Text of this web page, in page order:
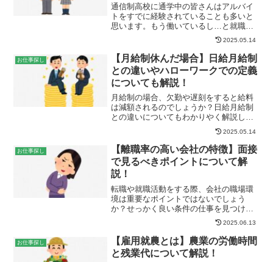
通信制高校に通学中の皆さんはアルバイ
トをすでに経験されていることも多いと
思います。もう働いているし…と就職活
動を何となく先延ばしにしていません
か？今回は、通信制高校生の就職活動に
ついて解説します。通信制高校の就職に
ついて文部科学省の調査によ...
2025.05.14
お仕事探し
【月給制休んだ場合】日給月給制
との違いやハローワークでの定義
についても解説！
月給制の場合、欠勤や遅刻をすると給料
は減額されるのでしょうか？日給月給制
との違いについてもわかりやく解説しま
す。最後までご覧ください。月給制（完
全月給制）とは月給制とは、1か月を単位
として賃金が固定されている給料形態で
す。欠勤・遅刻・早退な...
2025.05.14
お仕事探し
【離職率の高い会社の特徴】面接
で見るべきポイントについて解
説！
転職や就職活動をする際、会社の職場環
境は重要なポイントではないでしょう
か？せっかく良い条件の仕事を見つけて
も、実際に働いてみたら労働環境が悪か
った…そんな事態にならないようにした
いですね。今回は、離職率の高い会社の
特徴と、面接時に注意すべき...
2025.06.13
お仕事探し
【雇用就農とは】農業の労働時間
と残業代について解説！